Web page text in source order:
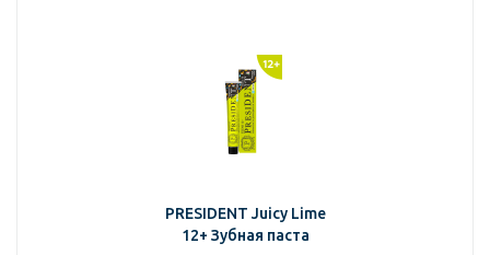
PRESIDENT Juicy Lime
12+ Зубная паста